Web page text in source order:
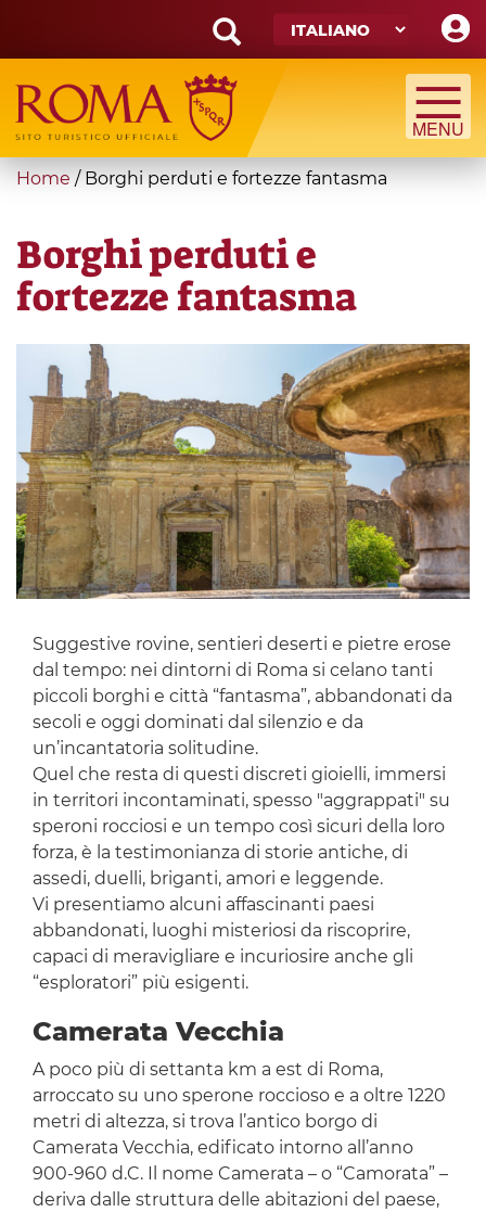
main
content
Search
form
Cerca
You
here
Home / Borghi perduti e fortezze fantasma
Borghi perduti e
fortezze fantasma
Suggestive rovine, sentieri deserti e pietre erose
dal tempo: nei dintorni di Roma si celano tanti
piccoli borghi e città “fantasma”, abbandonati da
secoli e oggi dominati dal silenzio e da
un’incantatoria solitudine.
Quel che resta di questi discreti gioielli, immersi
in territori incontaminati, spesso "aggrappati" su
speroni rocciosi e un tempo così sicuri della loro
forza, è la testimonianza di storie antiche, di
assedi, duelli, briganti, amori e leggende.
Vi presentiamo alcuni affascinanti paesi
abbandonati, luoghi misteriosi da riscoprire,
capaci di meravigliare e incuriosire anche gli
“esploratori” più esigenti.
Camerata Vecchia
A poco più di settanta km a est di Roma,
arroccato su uno sperone roccioso e a oltre 1220
metri di altezza, si trova l’antico borgo di
Camerata Vecchia, edificato intorno all’anno
900-960 d.C. Il nome Camerata – o “Camorata” –
deriva dalle struttura delle abitazioni del paese,